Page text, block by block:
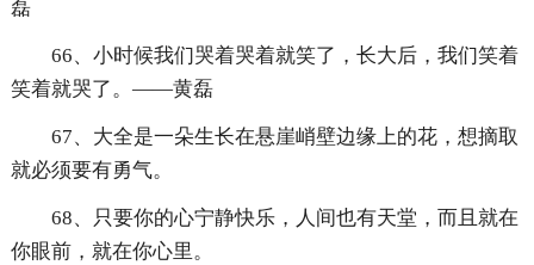
磊
66、小时候我们哭着哭着就笑了，长大后，我们笑着
笑着就哭了。——黄磊
67、大全是一朵生长在悬崖峭壁边缘上的花，想摘取
就必须要有勇气。
68、只要你的心宁静快乐，人间也有天堂，而且就在
你眼前，就在你心里。